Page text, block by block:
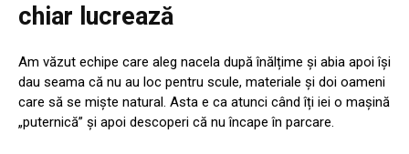
chiar lucrează
Am văzut echipe care aleg nacela după înălțime și abia apoi își
dau seama că nu au loc pentru scule, materiale și doi oameni
care să se miște natural. Asta e ca atunci când îți iei o mașină
„puternică” și apoi descoperi că nu încape în parcare.